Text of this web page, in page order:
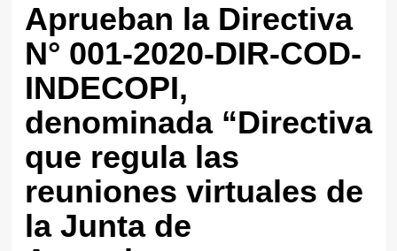
Aprueban la Directiva
N° 001-2020-DIR-COD-
INDECOPI,
denominada “Directiva
que regula las
reuniones virtuales de
la Junta de